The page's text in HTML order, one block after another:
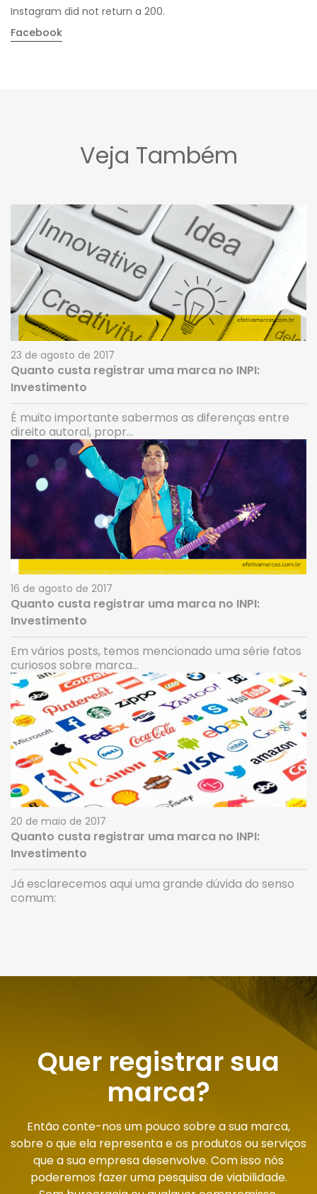
Instagram did not return a 200.
Facebook
Veja Também
23 de agosto de 2017
Quanto custa registrar uma marca no INPI:
Investimento
É muito importante sabermos as diferenças entre
direito autoral, propr...
16 de agosto de 2017
Quanto custa registrar uma marca no INPI:
Investimento
Em vários posts, temos mencionado uma série fatos
curiosos sobre marca...
20 de maio de 2017
Quanto custa registrar uma marca no INPI:
Investimento
Já esclarecemos aqui uma grande dúvida do senso
comum:
Quer registrar sua
marca?
Então conte-nos um pouco sobre a sua marca,
sobre o que ela representa e os produtos ou serviços
que a sua empresa desenvolve. Com isso nós
poderemos fazer uma pesquisa de viabilidade.